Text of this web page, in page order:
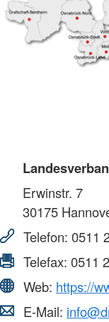
Erwinstr. 7
30175
Telefon: 0511
Telefax: 0511
Web: https://
E-Mail: